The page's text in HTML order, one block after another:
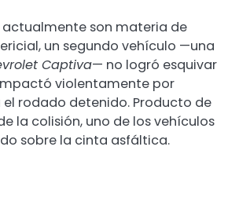
actualmente son materia de
un segundo vehículo —una
Captiva— no logró esquivar
violentamente por
rodado detenido. Producto de
la colisión, uno de los vehículos
sobre la cinta asfáltica.